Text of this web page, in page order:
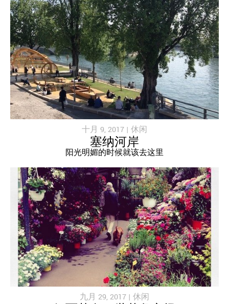
十月 9, 2017 | 休闲
塞纳河岸
阳光明媚的时候就该去这里
九月 29, 2017 | 休闲